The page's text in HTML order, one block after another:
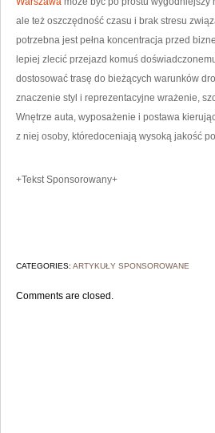
ale też oszczędność czasu i brak stresu
potrzebna jest pełna koncentracja przed
lepiej zlecić przejazd komuś
dostosować trasę do bieżących warunków
znaczenie styl i reprezentacyjne wrażenie,
Wnętrze auta, wyposażenie i postawa
z niej osoby, któredoceniają wysoką jakość
+Tekst Sponsorowany+
CATEGORIES: ARTYKUŁY SPONSOROWANE
Comments are closed.